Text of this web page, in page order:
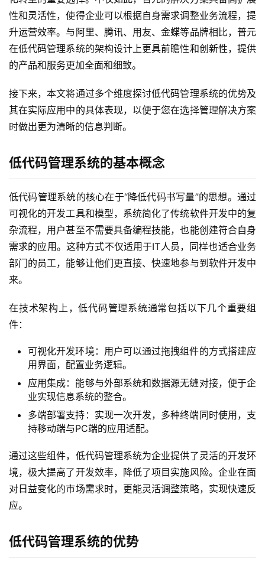
性和灵活性，使得企业可以根据自身需求调整业务流程，提
升运营效率。与阿里、腾讯、用友、金蝶等品牌相比，普元
在低代码管理系统的架构设计上更具前瞻性和创新性，提供
的产品和服务更加全面和细致。
接下来，本文将通过多个维度探讨低代码管理系统的优势及
其在实际应用中的具体表现，以便于您在选择管理解决方案
时做出更为清晰的信息判断。
低代码管理系统的基本概念
低代码管理系统的核心在于“降低代码书写量”的思想。通过
可视化的开发工具和模型，系统简化了传统软件开发中的复
杂流程，用户甚至不需要具备编程技能，也能创建符合自身
需求的应用。这种方式不仅适用于IT人员，同样也适合业务
部门的员工，能够让他们更直接、快速地参与到软件开发中
来。
在技术架构上，低代码管理系统通常包括以下几个重要组
件：
可视化开发环境：用户可以通过拖拽组件的方式搭建应
用界面，配置业务逻辑。
应用集成：能够与外部系统和数据源无缝对接，便于企
业实现信息系统的整合。
多端部署支持：实现一次开发，多种终端同时使用，支
持移动端与PC端的应用适配。
通过这些组件，低代码管理系统为企业提供了灵活的开发环
境，极大提高了开发效率，降低了项目实施风险。企业在面
对日益变化的市场需求时，更能灵活调整策略，实现快速反
应。
低代码管理系统的优势